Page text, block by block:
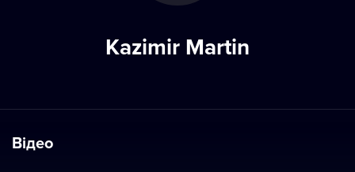
Kazimir Martin
Відео